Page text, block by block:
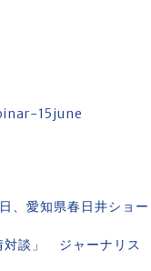
15june
、愛知県春日井ショー
対談」 ジャーナリス